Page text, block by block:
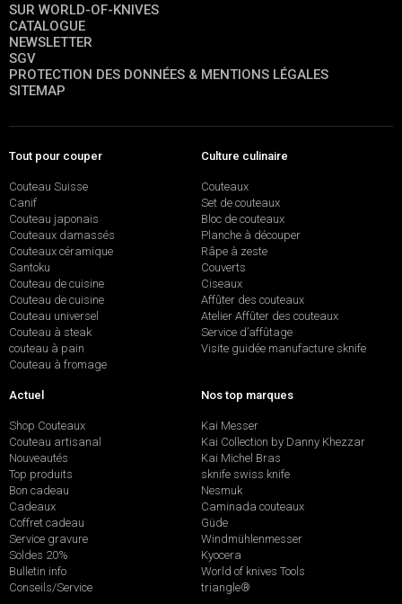
SUR WORLD-OF-KNIVES
CATALOGUE
NEWSLETTER
SGV
PROTECTION DES DONNÉES & MENTIONS LÉGALES
SITEMAP
Tout pour couper
Couteau Suisse
Canif
Couteau japonais
Couteaux damassés
Couteaux céramique
Santoku
Couteau de cuisine
Couteau de cuisine
Couteau universel
Couteau à steak
couteau à pain
Couteau à fromage
Culture culinaire
Couteaux
Set de couteaux
Bloc de couteaux
Planche à découper
Râpe à zeste
Couverts
Ciseaux
Affûter des couteaux
Atelier Affûter des couteaux
Service d’affûtage
Visite guidée manufacture sknife
Actuel
Shop Couteaux
Couteau artisanal
Nouveautés
Top produits
Bon cadeau
Cadeaux
Coffret cadeau
Service gravure
Soldes 20%
Bulletin info
Conseils/Service
Nos top marques
Kai Messer
Kai Collection by Danny Khezzar
Kai Michel Bras
sknife swiss knife
Nesmuk
Caminada couteaux
Güde
Windmühlenmesser
Kyocera
World of knives Tools
triangle®